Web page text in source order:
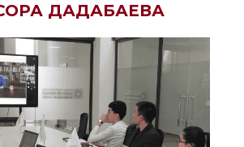
ДАДАБАЕВА